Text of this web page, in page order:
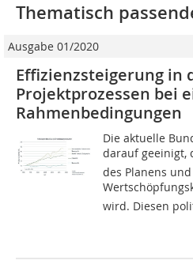
Thematisch
Ausgabe 01/2020
Effizienzsteigerung in
Projektprozessen bei
Rahmenbedingungen
Die aktuelle
darauf geeinigt,
des Planens
wird. Diesen